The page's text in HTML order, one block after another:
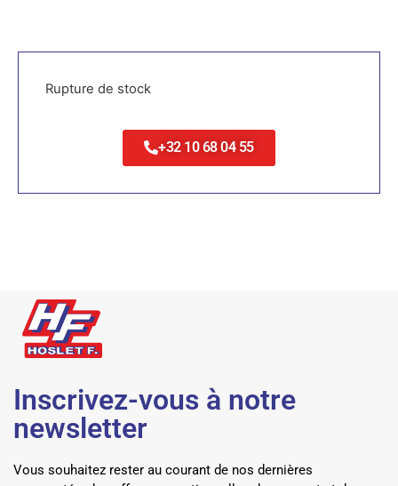
Rupture de stock
+32 10 68 04 55
Inscrivez-vous à notre
newsletter
Vous souhaitez rester au courant de nos dernières